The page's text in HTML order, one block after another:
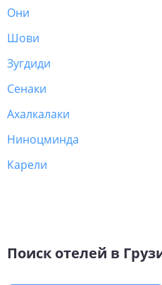
Они
Шови
Зугдиди
Сенаки
Ахалкалаки
Ниноцминда
Карели
Поиск отелей в